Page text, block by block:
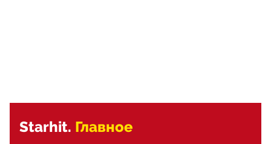
Starhit. Главное